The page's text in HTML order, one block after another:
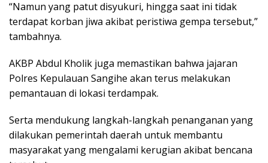
“Namun yang patut disyukuri, hingga saat ini tidak
terdapat korban jiwa akibat peristiwa gempa tersebut,”
tambahnya.
AKBP Abdul Kholik juga memastikan bahwa jajaran
Polres Kepulauan Sangihe akan terus melakukan
pemantauan di lokasi terdampak.
Serta mendukung langkah-langkah penanganan yang
dilakukan pemerintah daerah untuk membantu
masyarakat yang mengalami kerugian akibat bencana